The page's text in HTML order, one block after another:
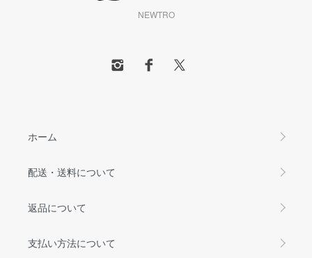
NEWTRO
ホーム
配送・送料について
返品について
支払い方法について